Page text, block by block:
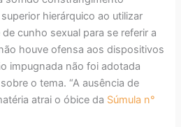
hierárquico ao utilizar
cunho sexual para se referir a
houve ofensa aos dispositivos
impugnada não foi adotada
o tema. “A ausência de
atrai o óbice da Súmula n°